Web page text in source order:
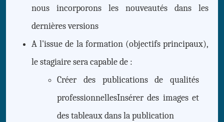
nous incorporons les nouveautés dans les
dernières versions
A l'issue de la formation (objectifs principaux),
le stagiaire sera capable de :
Créer des publications de qualités
professionnellesInsérer des images et
des tableaux dans la publication